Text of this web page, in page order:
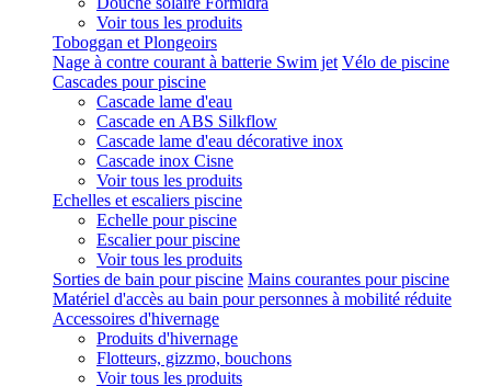
Voir tous les produits
Toboggan et Plongeoirs
Nage à contre courant à batterie Swim jet Vélo de piscine
Cascades pour piscine
Cascade lame d'eau
Cascade en ABS Silkflow
Cascade lame d'eau décorative inox
Cascade inox Cisne
Voir tous les produits
Echelles et escaliers piscine
Echelle pour piscine
Escalier pour piscine
Voir tous les produits
Sorties de bain pour piscine Mains courantes pour piscine
Matériel d'accès au bain pour personnes à mobilité réduite
Accessoires d'hivernage
Produits d'hivernage
Flotteurs, gizzmo, bouchons
Voir tous les produits